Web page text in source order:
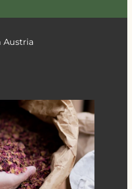
Austria